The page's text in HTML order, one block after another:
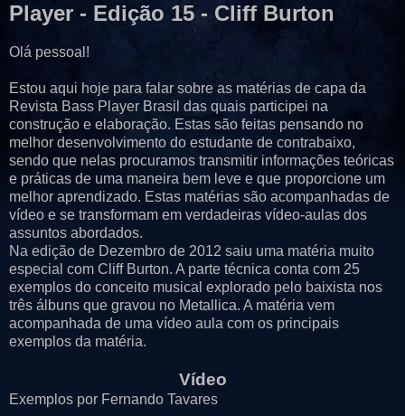
Player - Edição 15 - Cliff Burton
Olá pessoal!
Estou aqui hoje para falar sobre as matérias de capa da
Revista Bass Player Brasil das quais participei na
construção e elaboração. Estas são feitas pensando no
melhor desenvolvimento do estudante de contrabaixo,
sendo que nelas procuramos transmitir informações teóricas
e práticas de uma maneira bem leve e que proporcione um
melhor aprendizado. Estas matérias são acompanhadas de
vídeo e se transformam em verdadeiras vídeo-aulas dos
assuntos abordados.
Na edição de Dezembro de 2012 saiu uma matéria muito
especial com Cliff Burton. A parte técnica conta com 25
exemplos do conceito musical explorado pelo baixista nos
três álbuns que gravou no Metallica. A matéria vem
acompanhada de uma vídeo aula com os principais
exemplos da matéria.
Vídeo
Exemplos por Fernando Tavares